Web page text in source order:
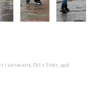
і натисніть Ctrl + Enter, щоб